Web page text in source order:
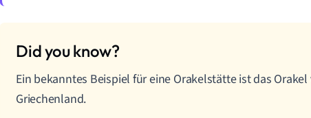
Ein bekanntes Beispiel für eine Orakelstätte ist das
Griechenland.